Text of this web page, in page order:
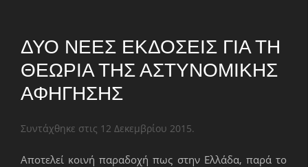
ΔΎΟ ΝΈΕΣ ΕΚΔΌΣΕΙΣ ΓΙΑ ΤΗ
ΘΕΩΡΊΑ ΤΗΣ ΑΣΤΥΝΟΜΙΚΉΣ
ΑΦΉΓΗΣΗΣ
Συντάχθηκε στις 12 Δεκεμβρίου 2015.
Αποτελεί κοινή παραδοχή πως στην Ελλάδα, παρά το